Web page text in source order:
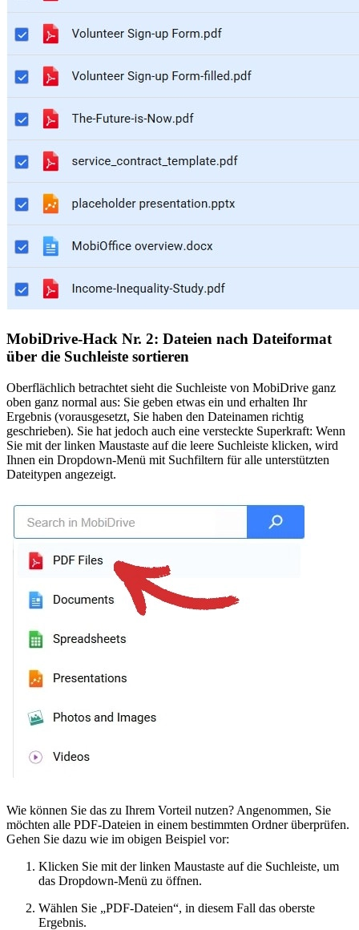
MobiDrive-Hack Nr. 2: Dateien nach Dateiformat
über die Suchleiste sortieren
Oberflächlich betrachtet sieht die Suchleiste von MobiDrive ganz
oben ganz normal aus: Sie geben etwas ein und erhalten Ihr
Ergebnis (vorausgesetzt, Sie haben den Dateinamen richtig
geschrieben). Sie hat jedoch auch eine versteckte Superkraft: Wenn
Sie mit der linken Maustaste auf die leere Suchleiste klicken, wird
Ihnen ein Dropdown-Menü mit Suchfiltern für alle unterstützten
Dateitypen angezeigt.
Wie können Sie das zu Ihrem Vorteil nutzen? Angenommen, Sie
möchten alle PDF-Dateien in einem bestimmten Ordner überprüfen.
Gehen Sie dazu wie im obigen Beispiel vor:
Klicken Sie mit der linken Maustaste auf die Suchleiste, um
das Dropdown-Menü zu öffnen.
Wählen Sie „PDF-Dateien“, in diesem Fall das oberste
Ergebnis.